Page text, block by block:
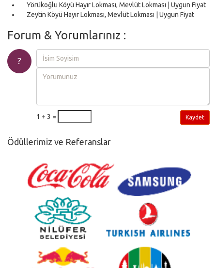
Yörükoğlu Köyü Hayır Lokması, Mevlüt Lokması | Uygun Fiyat
Zeytin Köyü Hayır Lokması, Mevlüt Lokması | Uygun Fiyat
Forum & Yorumlarınız :
?
1 + 3 = Kaydet
Ödüllerimiz ve Referanslar